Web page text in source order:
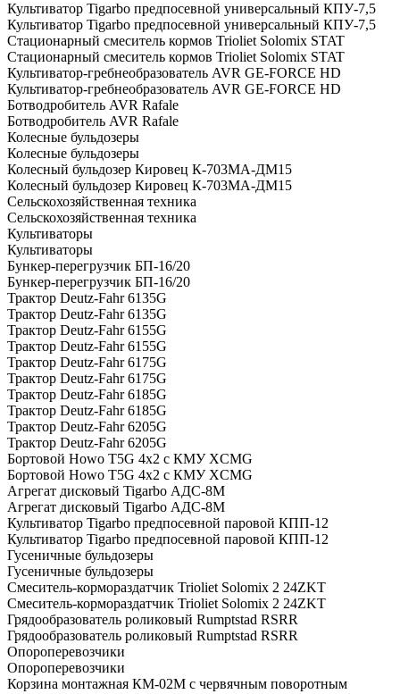
Культиватор Tigarbo предпосевной универсальный КПУ-7,5
Культиватор Tigarbo предпосевной универсальный КПУ-7,5
Стационарный смеситель кормов Trioliet Solomix STAT
Стационарный смеситель кормов Trioliet Solomix STAT
Культиватор-гребнеобразователь AVR GE-FORCE HD
Культиватор-гребнеобразователь AVR GE-FORCE HD
Ботводробитель AVR Rafale
Ботводробитель AVR Rafale
Колесные бульдозеры
Колесные бульдозеры
Колесный бульдозер Кировец К-703МА-ДМ15
Колесный бульдозер Кировец К-703МА-ДМ15
Сельскохозяйственная техника
Сельскохозяйственная техника
Культиваторы
Культиваторы
Бункер-перегрузчик БП-16/20
Бункер-перегрузчик БП-16/20
Трактор Deutz-Fahr 6135G
Трактор Deutz-Fahr 6135G
Трактор Deutz-Fahr 6155G
Трактор Deutz-Fahr 6155G
Трактор Deutz-Fahr 6175G
Трактор Deutz-Fahr 6175G
Трактор Deutz-Fahr 6185G
Трактор Deutz-Fahr 6185G
Трактор Deutz-Fahr 6205G
Трактор Deutz-Fahr 6205G
Бортовой Howo T5G 4х2 c КМУ XCMG
Бортовой Howo T5G 4х2 c КМУ XCMG
Агрегат дисковый Tigarbo АДС-8M
Агрегат дисковый Tigarbo АДС-8M
Культиватор Tigarbo предпосевной паровой КПП-12
Культиватор Tigarbo предпосевной паровой КПП-12
Гусеничные бульдозеры
Гусеничные бульдозеры
Смеситель-кормораздатчик Trioliet Solomix 2 24ZKT
Смеситель-кормораздатчик Trioliet Solomix 2 24ZKT
Грядообразователь роликовый Rumptstad RSRR
Грядообразователь роликовый Rumptstad RSRR
Опороперевозчики
Опороперевозчики
Корзина монтажная КМ-02М с червячным поворотным